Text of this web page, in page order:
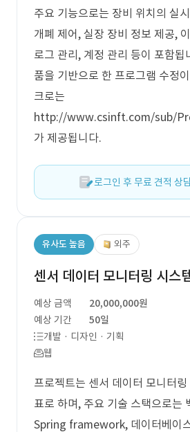
주요 기능으로는 장비 위치의 실
개폐 제어, 실장 장비 정보 제공,
로그 관리, 계정 관리 등이 포함됩
품을 기반으로 한 프로그램 수정
크로는
http://www.csinft.com/sub/
가 제공됩니다.
로그인 후 무료 견적 상
유사도 높음 외주
센서 데이터 모니터링 시스
예상 금액
20,000,000원
예상 기간
50일
개발 · 디자인 · 기획
웹
프로젝트는 센서 데이터 모니터
표로 하며, 주요 기술 스택으로는
Spring framework, 데이터베이